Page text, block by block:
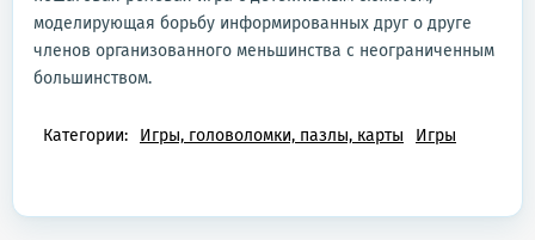
моделирующая борьбу информированных друг о друге
членов организованного меньшинства с неограниченным
большинством.
Категории: Игры, головоломки, пазлы, карты Игры